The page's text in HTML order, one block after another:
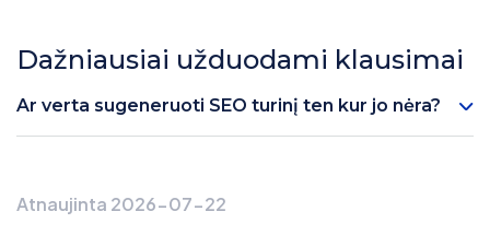
Dažniausiai užduodami klausimai
Ar verta sugeneruoti SEO turinį ten kur jo nėra?
Atnaujinta 2026-07-22